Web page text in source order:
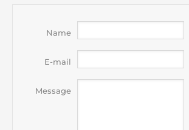
Name
E-mail
Message